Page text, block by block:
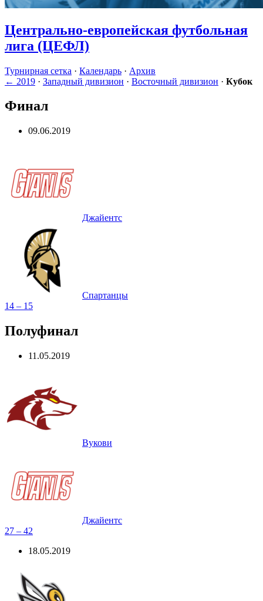
Центрально-европейская футбольная
лига (ЦЕФЛ)
Турнирная cетка · Календарь · Архив
← 2019 · Западный дивизион · Восточный дивизион · Кубок
Финал
09.06.2019
Джайентс
Спартанцы
14 – 15
Полуфинал
11.05.2019
Вукови
Джайентс
27 – 42
18.05.2019